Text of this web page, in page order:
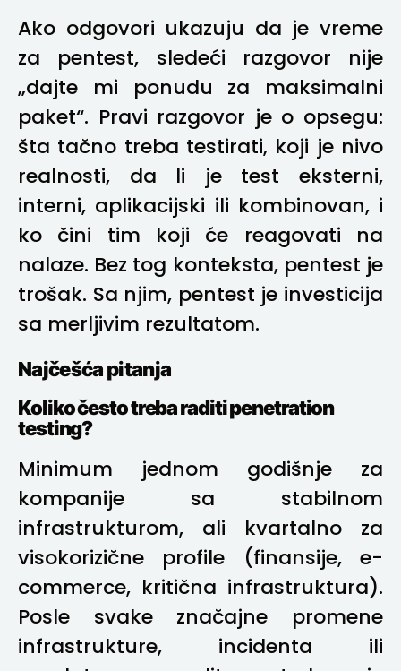
Ako odgovori ukazuju da je vreme
za pentest, sledeći razgovor nije
„dajte mi ponudu za maksimalni
paket“. Pravi razgovor je o opsegu:
šta tačno treba testirati, koji je nivo
realnosti, da li je test eksterni,
interni, aplikacijski ili kombinovan, i
ko čini tim koji će reagovati na
nalaze. Bez tog konteksta, pentest je
trošak. Sa njim, pentest je investicija
sa merljivim rezultatom.
Najčešća pitanja
Koliko često treba raditi penetration
testing?
Minimum jednom godišnje za
kompanije sa stabilnom
infrastrukturom, ali kvartalno za
visokorizične profile (finansije, e-
commerce, kritična infrastruktura).
Posle svake značajne promene
infrastrukture, incidenta ili